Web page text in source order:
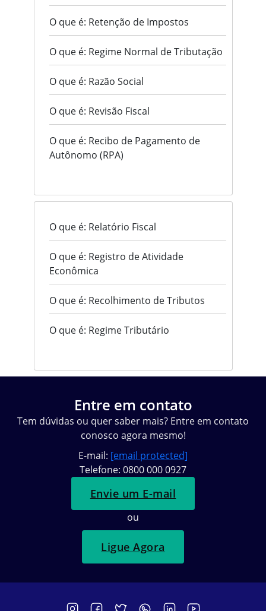
O que é: Retenção de Impostos
O que é: Regime Normal de Tributação
O que é: Razão Social
O que é: Revisão Fiscal
O que é: Recibo de Pagamento de
Autônomo (RPA)
O que é: Relatório Fiscal
O que é: Registro de Atividade
Econômica
O que é: Recolhimento de Tributos
O que é: Regime Tributário
Entre em contato
Tem dúvidas ou quer saber mais? Entre em contato
conosco agora mesmo!
E-mail: [email protected]
Telefone: 0800 000 0927
Envie um E-mail
ou
Ligue Agora